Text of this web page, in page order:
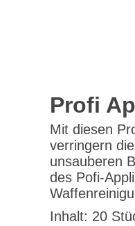
Profi
Mit diesen
verringern
unsauberen
des Pofi-
Inhalt: 20